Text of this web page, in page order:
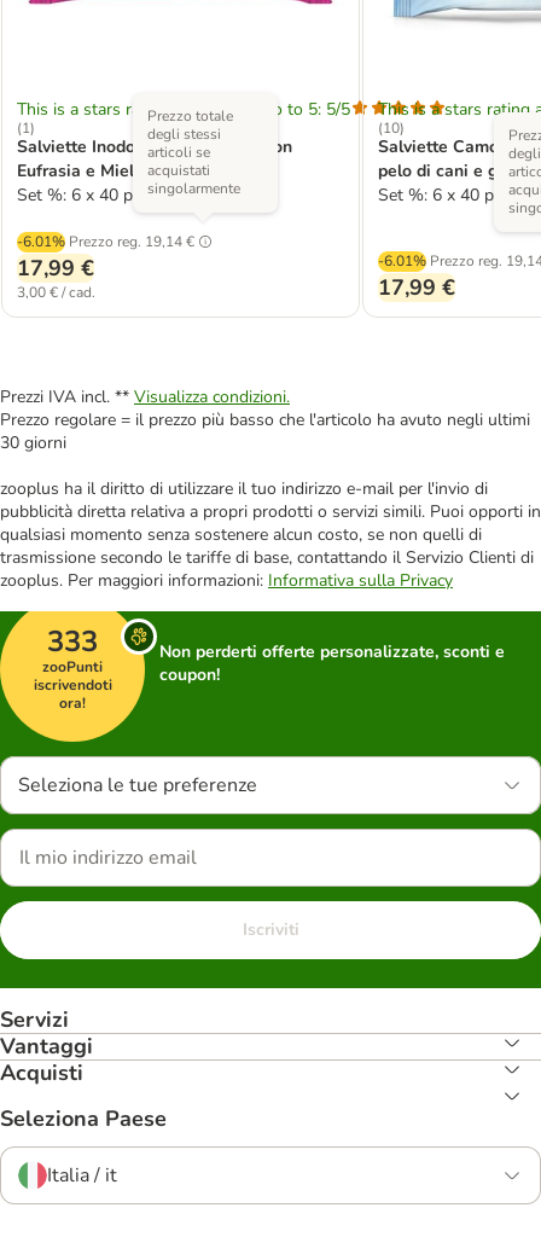
This is a stars rating area from zero to 5: 5/5
(1)
Salviette Inodorina per cuccioli con
Eufrasia e Miele bio
Set %: 6 x 40 pz
-6.01% Prezzo reg. 19,14 €
Prezzo totale
degli stessi
articoli se
acquistati
singolarmente
17,99 €
3,00 € / cad.
This is a stars rating
(10)
Salviette Camon
pelo di cani e gatti
Set %: 6 x 40 pz
-6.01% Prezzo reg.
17,99 €
Prezzi IVA incl. ** Visualizza condizioni.
Prezzo regolare = il prezzo più basso che l'articolo ha avuto negli ultimi
30 giorni
zooplus ha il diritto di utilizzare il tuo indirizzo e-mail per l'invio di
pubblicità diretta relativa a propri prodotti o servizi simili. Puoi opporti in
qualsiasi momento senza sostenere alcun costo, se non quelli di
trasmissione secondo le tariffe di base, contattando il Servizio Clienti di
zooplus. Per maggiori informazioni: Informativa sulla Privacy
333
zooPunti
iscrivendoti
ora!
Non perderti offerte personalizzate, sconti e
coupon!
Seleziona le tue preferenze
Iscriviti
Servizi
Vantaggi
Acquisti
Seleziona Paese
Italia / it